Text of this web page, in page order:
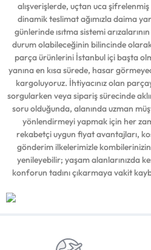
alışverişlerde, uçtan uca şifrelenmiş
dinamik teslimat ağımızla daima
günlerinde ısıtma sistemi
durum olabileceğinin bilincinde
parça ürünlerini İstanbul içi başta
yanına en kısa sürede, hasar
kargoluyoruz. İhtiyacınız olan
sorgularken veya sipariş sürecinde
soru olduğunda, alanında uzman
yönlendirmeyi yapmak için her
rekabetçi uygun fiyat avantajları,
gönderim ilkelerimizle
yenileyebilir; yaşam alanlarınızda
konforun tadını çıkarmaya vakit